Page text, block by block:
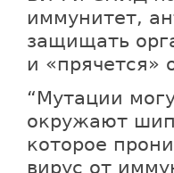
иммунитет,
защищать
и «прячется»
“Мутации
окружают
которое
вирус от